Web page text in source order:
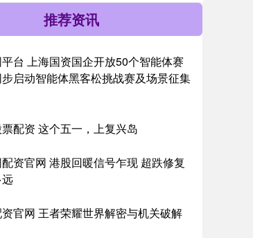
推荐资讯
台 上海国资国企开放50个智能体赛
启动智能体黑客松挑战赛及场景征集
配资 这个五一，上复兴岛
资官网 港股回暖信号乍现 超跌修复
官网 王者荣耀世界解密与机关破解